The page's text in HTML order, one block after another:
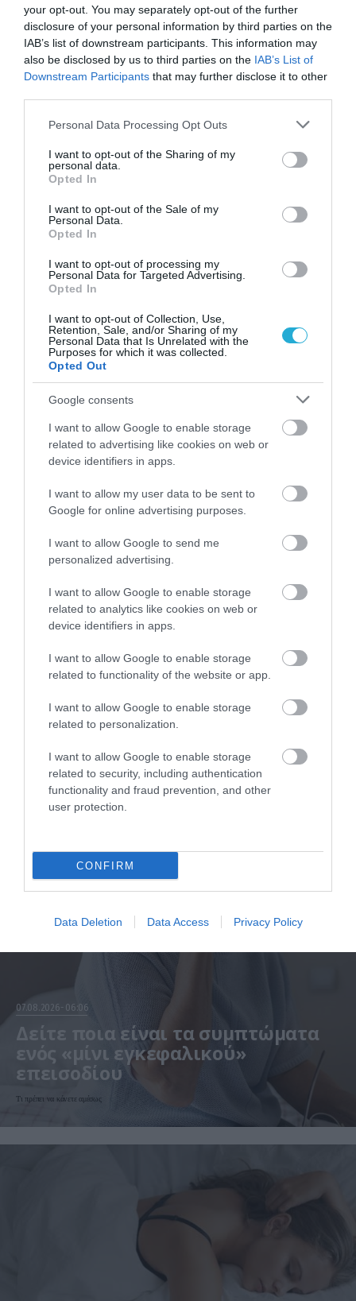
your opt-out. You may separately opt-out of the further
disclosure of your personal information by third parties on the
IAB’s list of downstream participants. This information may
also be disclosed by us to third parties on the IAB’s List of
Downstream Participants that may further disclose it to other
Please note that this website/app uses one or more Google
not limited to your visit or usage behaviour. You may click to
grant or deny consent to Google and its third-party tags to
use your data for below specified purposes in below Google
consent section.
Personal Data Processing Opt Outs
I want to opt-out of the Sharing of my
personal data.
Opted In
I want to opt-out of the Sale of my
Personal Data.
Opted In
I want to opt-out of processing my
Personal Data for Targeted Advertising.
Opted In
I want to opt-out of Collection, Use,
Retention, Sale, and/or Sharing of my
Personal Data that Is Unrelated with the
Purposes for which it was collected.
Opted Out
Google consents
I want to allow Google to enable storage
related to advertising like cookies on web or
device identifiers in apps.
I want to allow my user data to be sent to
Google for online advertising purposes.
I want to allow Google to send me
personalized advertising.
I want to allow Google to enable storage
related to analytics like cookies on web or
device identifiers in apps.
I want to allow Google to enable storage
related to functionality of the website or app.
I want to allow Google to enable storage
related to personalization.
I want to allow Google to enable storage
related to security, including authentication
functionality and fraud prevention, and other
user protection.
CONFIRM
Data Deletion Data Access Privacy Policy
Το τρόφιμο που θωρακίζει «αθόρυβα»
τα οστά σε κάθε ηλικία… δεν είναι το
γάλα!
ΦΑΡΜΑΚΑ
Ανατροπή δεδομένων στα εμβόλια
mRNA: Οι εμβολιασμένοι πεθαίνουν
πλέον στις ΗΠΑ από COVID-19
KΑΡΔΙΑ
Ποιοι είναι οι φυσιολογικοί καρδιακοί
παλμοί και ποια τα επικίνδυνα όρια –
Πότε πρέπει να ανησυχήσετε
07.08.2026 06:06
Δείτε ποια είναι τα συμπτώματα
ενός «μίνι εγκεφαλικού»
επεισοδίου
Τι πρέπει να κάνετε αμέσως